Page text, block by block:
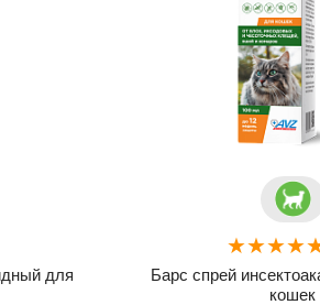
для
Барс спрей
кошек